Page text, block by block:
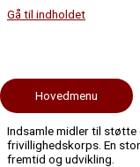
Gå til indholdet
Hovedmenu
Støtteforeningen
Stiftet i 1997 med det
Indsamle midler til
frivillighedskorps. En
fremtid og udvikling.